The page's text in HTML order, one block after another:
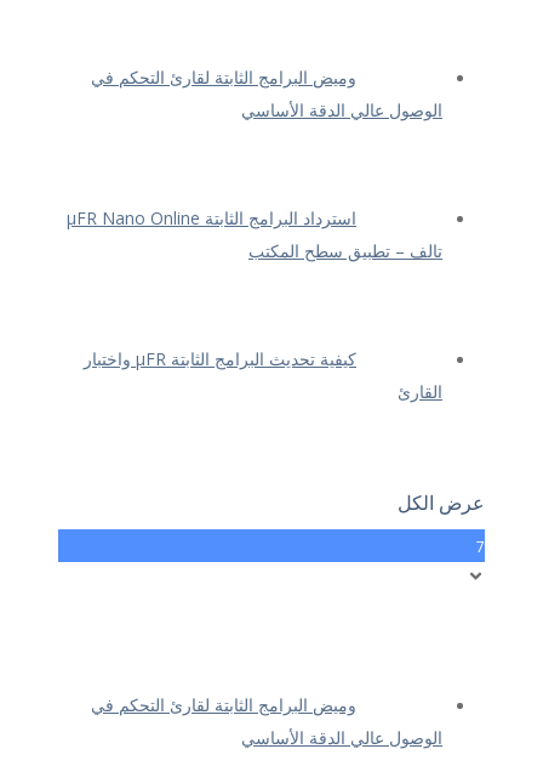
وميض البرامج الثابتة لقارئ التحكم في
الوصول عالي الدقة الأساسي
استرداد البرامج الثابتة μFR Nano Online
تالف – تطبيق سطح المكتب
كيفية تحديث البرامج الثابتة μFR واختبار
القارئ
عرض الكل
7
وميض البرامج الثابتة لقارئ التحكم في
الوصول عالي الدقة الأساسي